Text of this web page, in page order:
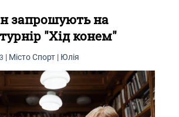
запрошують на
"Хід конем"
| Місто Спорт | Юлія